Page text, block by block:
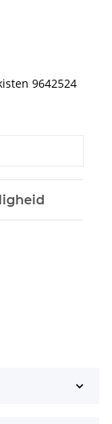
9642524